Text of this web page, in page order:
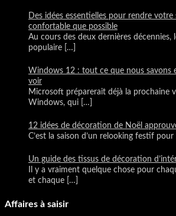
Des idées essentielles pour rendre votre
confortable que possible
Au cours des deux dernières décennies,
populaire
[…]
Windows 12 : tout ce que nous savons
voir
Microsoft préparerait déjà la prochaine
Windows, qui
[…]
12 idées de décoration de Noël
C’est la saison d’un relooking festif
Un guide des tissus de décoration
Il y a vraiment quelque chose pour
et chaque
[…]
Affaires à saisir